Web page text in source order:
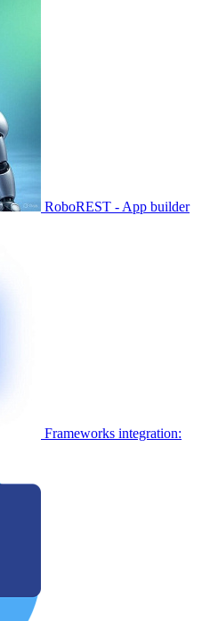
RoboREST - App builder
Frameworks integration: